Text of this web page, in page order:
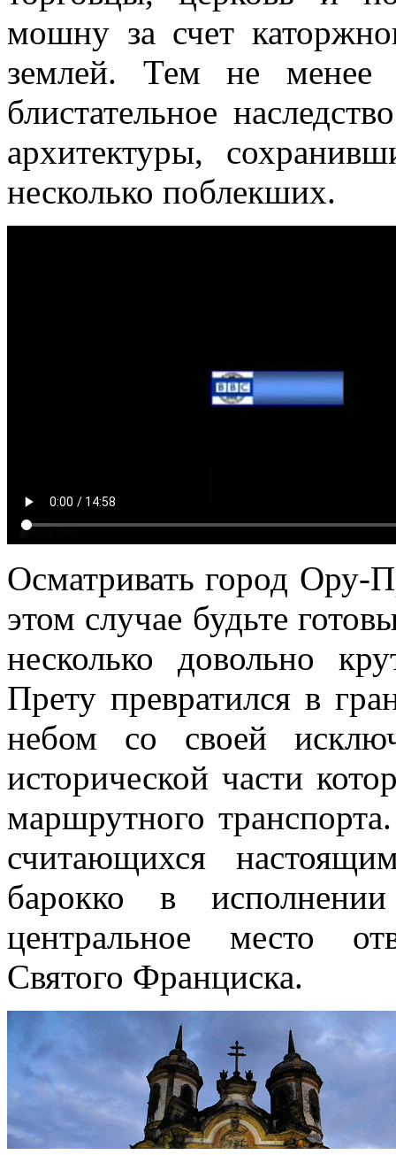
мошну за счет
землей. Тем не менее
блистательное
архитектуры,
несколько поблекших.
Осматривать город Ору-
этом случае будьте
несколько довольно
Прету превратился в
небом со своей
исторической части
маршрутного
считающихся
барокко в
центральное место
Святого Франциска.